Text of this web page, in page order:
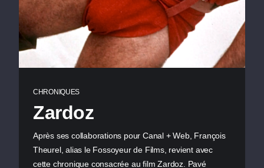
CHRONIQUES
Zardoz
Après ses collaborations pour Canal + Web, François
Theurel, alias le Fossoyeur de Films, revient avec
cette chronique consacrée au film Zardoz. Pavé